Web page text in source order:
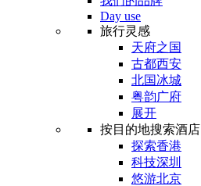
Day use
旅行灵感
天府之国
古都西安
北国冰城
粤韵广府
展开
按目的地搜索酒店
探索香港
科技深圳
悠游北京